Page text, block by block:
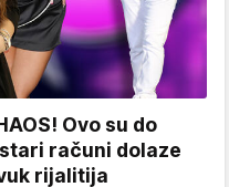
Ovo su do
računi dolaze
rijalitija